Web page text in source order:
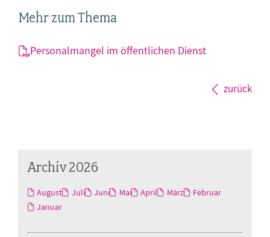
Mehr zum Thema
Personalmangel im öffentlichen Dienst
zurück
Archiv 2026
August Juli Juni Mai April März
Februar
Januar